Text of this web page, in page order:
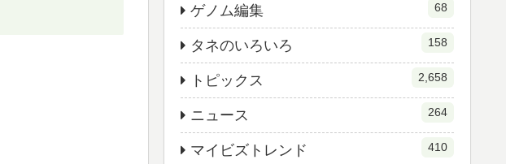
ゲノム編集 68
タネのいろいろ 158
トピックス 2,658
ニュース 264
マイビズトレンド 410